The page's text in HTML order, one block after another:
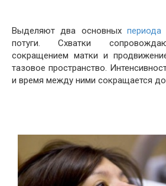
Выделяют два основных
потуги. Схватки
сокращением матки и
тазовое пространство.
и время между ними сокращается до